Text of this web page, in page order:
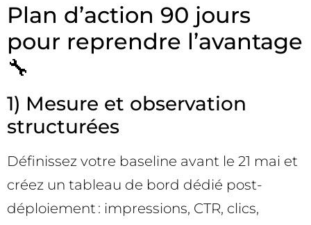
Plan d’action 90 jours
pour reprendre l’avantage
🔧
1) Mesure et observation
structurées
Définissez votre baseline avant le 21 mai et
créez un tableau de bord dédié post-
déploiement : impressions, CTR, clics,